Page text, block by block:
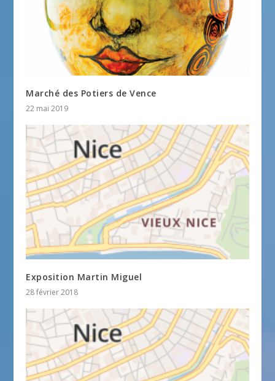
Marché des Potiers de Vence
22 mai 2019
Exposition Martin Miguel
28 février 2018